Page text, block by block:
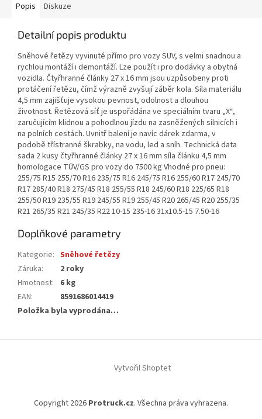
Popis Diskuze
Detailní popis produktu
Sněhové řetězy vyvinuté přímo pro vozy SUV, s velmi snadnou a
rychlou montáží i demontáží. Lze použít i pro dodávky a obytná
vozidla. Čtyřhranné články 27 x 16 mm jsou uzpůsobeny proti
protáčení řetězu, čímž výrazně zvyšují záběr kola. Síla materiálu
4,5 mm zajišťuje vysokou pevnost, odolnost a dlouhou
životnost. Řetězová síť je uspořádána ve speciálním tvaru „X“,
zaručujícím klidnou a pohodlnou jízdu na zasněžených silnicích i
na polních cestách. Uvnitř balení je navíc dárek zdarma, v
podobě třístranné škrabky, na vodu, led a sníh. Technická data
sada 2 kusy čtyřhranné články 27 x 16 mm síla článku 4,5 mm
homologace TÜV/GS pro vozy do 7500 kg Vhodné pro pneu:
255/75 R15 255/70 R16 235/75 R16 245/75 R16 255/60 R17 245/70
R17 285/40 R18 275/45 R18 255/55 R18 245/60 R18 225/65 R18
255/50 R19 235/55 R19 245/55 R19 255/45 R20 265/45 R20 255/35
R21 265/35 R21 245/35 R22 10-15 235-16 31x10.5-15 7.50-16
Doplňkové parametry
Kategorie: Sněhové řetězy
Záruka:
2 roky
Hmotnost:
6 kg
EAN:
8591686014419
Položka byla vyprodána…
Vytvořil Shoptet
Copyright 2026 Protruck.cz. Všechna práva vyhrazena.